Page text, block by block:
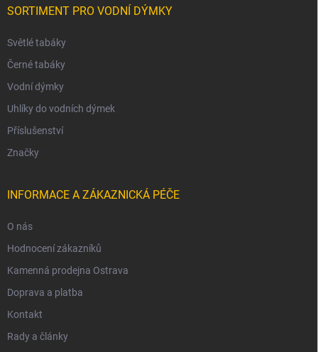
SORTIMENT PRO VODNÍ DÝMKY
Světlé tabáky
Černé tabáky
Vodní dýmky
Uhlíky do vodních dýmek
Příslušenství
Značky
INFORMACE A ZÁKAZNICKÁ PÉČE
O nás
Hodnocení zákazníků
Kamenná prodejna Ostrava
Doprava a platba
Kontakt
Rady a články